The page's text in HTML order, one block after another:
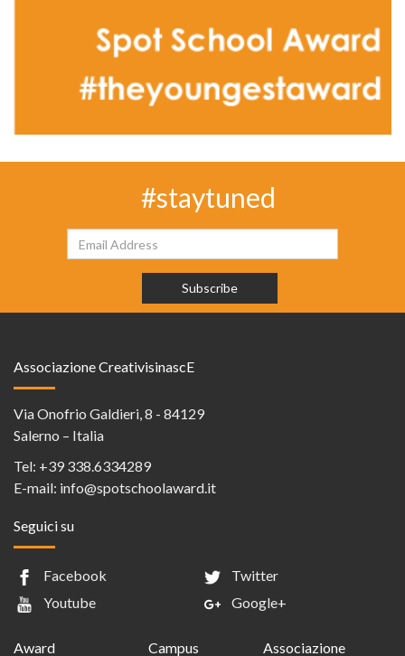
#staytuned
Associazione CreativisinascE
Via Onofrio Galdieri, 8 - 84129
Salerno – Italia
Tel: +39 338.6334289
E-mail: info@spotschoolaward.it
Seguici su
Facebook
Twitter
Youtube
Google+
Award Campus Associazione